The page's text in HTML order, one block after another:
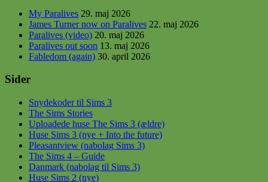
My Paralives 29. maj 2026
James Turner now on Paralives 22. maj 2026
Paralives (video) 20. maj 2026
Paralives out soon 13. maj 2026
Fabledom (again) 30. april 2026
Sider
Snydekoder til Sims 3
The Sims Stories
Uploadede huse The Sims 3 (ældre)
Huse Sims 3 (nye + Into the future)
Pleasantview (nabolag Sims 3)
The Sims 4 – Guide
Danmark (nabolag til Sims 3)
Huse Sims 2 (nye)